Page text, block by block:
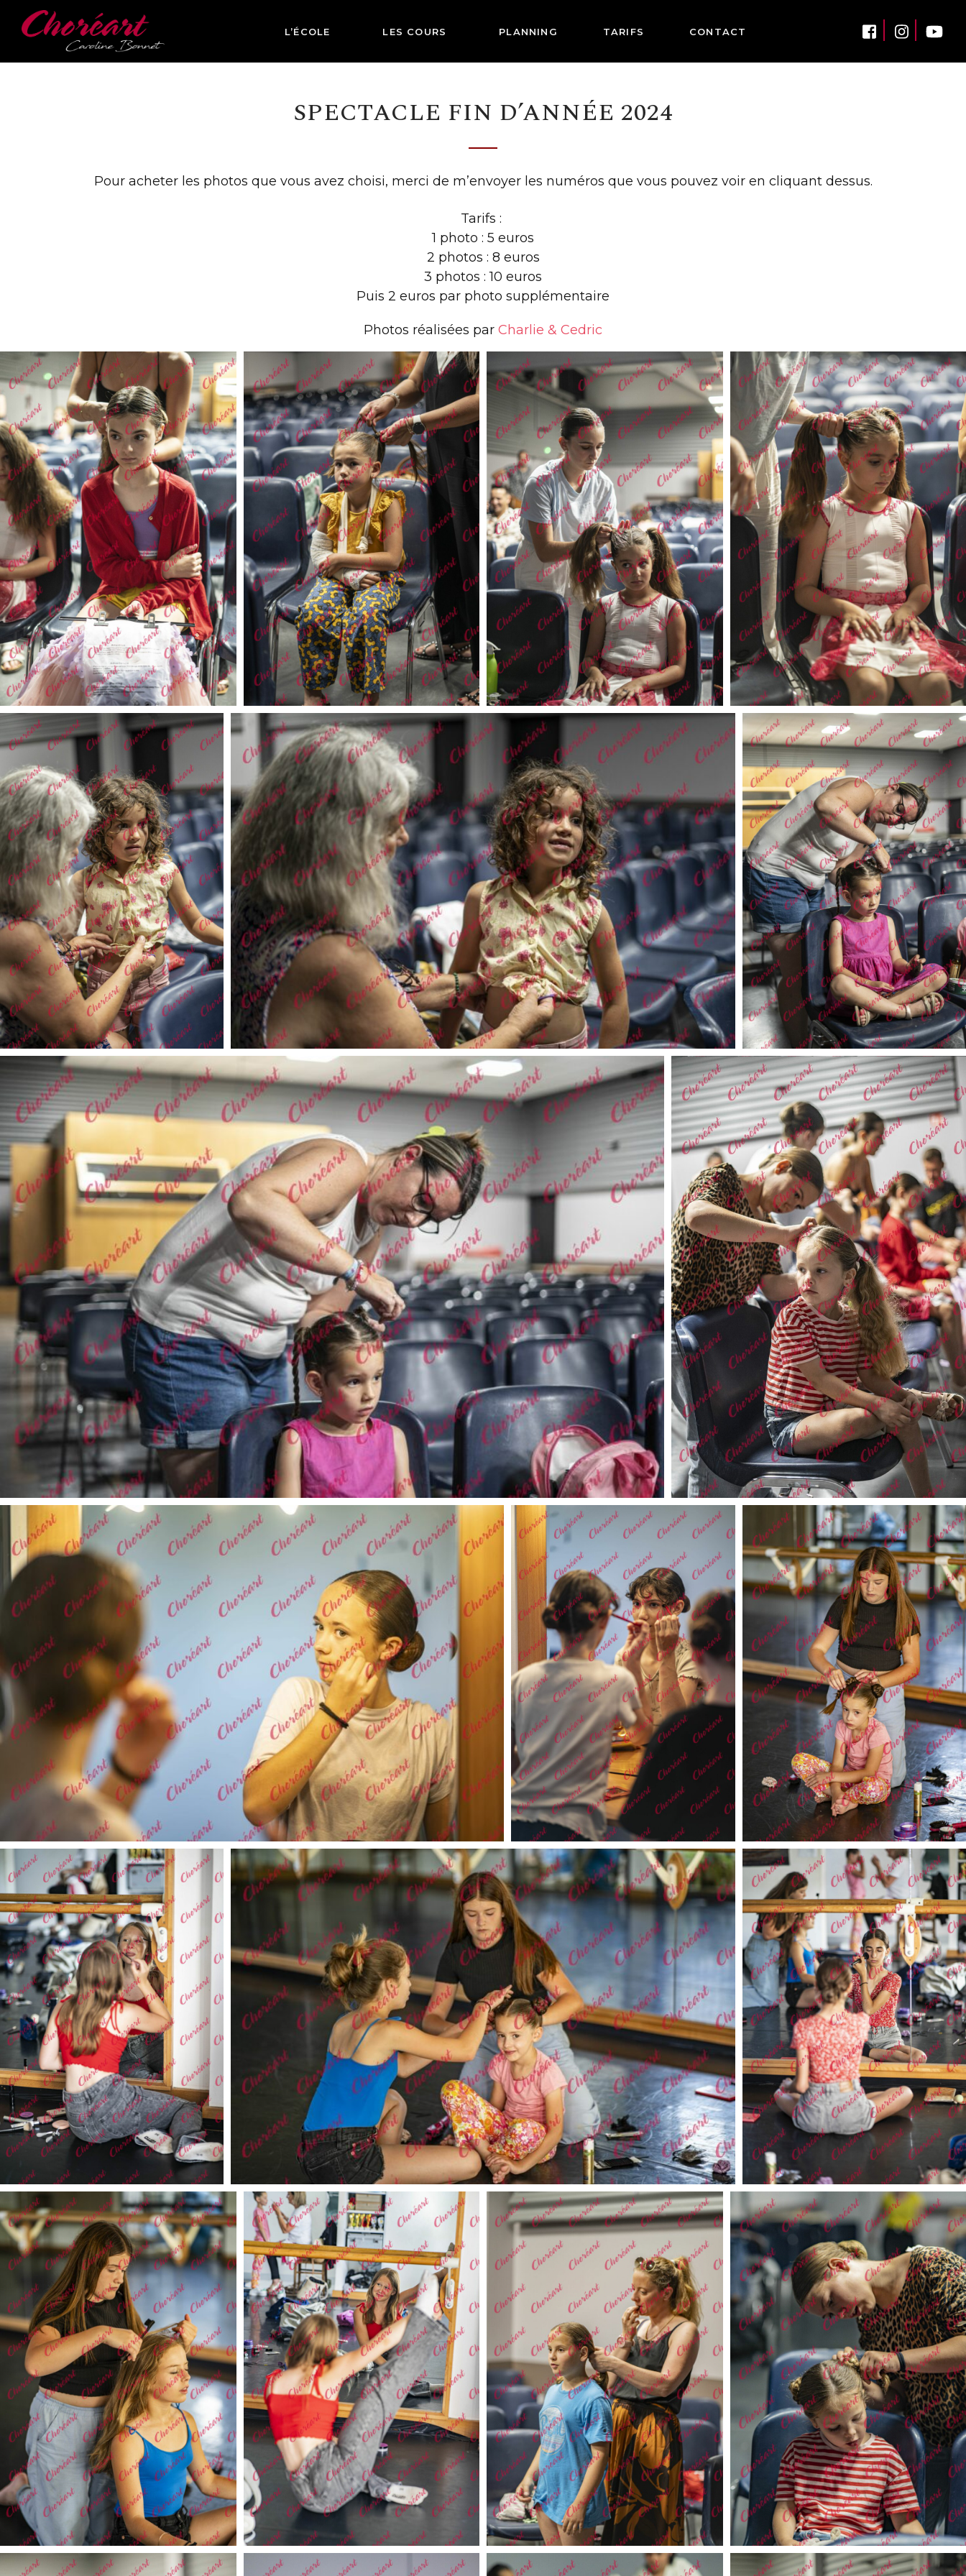
L’ÉCOLE LES COURS PLANNING TARIFS CONTACT
SPECTACLE FIN D’ANNÉE 2024
Pour acheter les photos que vous avez choisi, merci de m’envoyer les numéros que vous pouvez voir en cliquant dessus.
Tarifs :
1 photo : 5 euros
2 photos : 8 euros
3 photos : 10 euros
Puis 2 euros par photo supplémentaire
Photos réalisées par Charlie & Cedric